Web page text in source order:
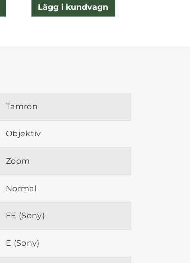
Lägg i kundvagn
Tamron
Objektiv
Zoom
Normal
FE (Sony)
E (Sony)